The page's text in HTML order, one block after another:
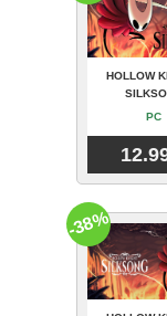
HOLLOW
PC
-38%